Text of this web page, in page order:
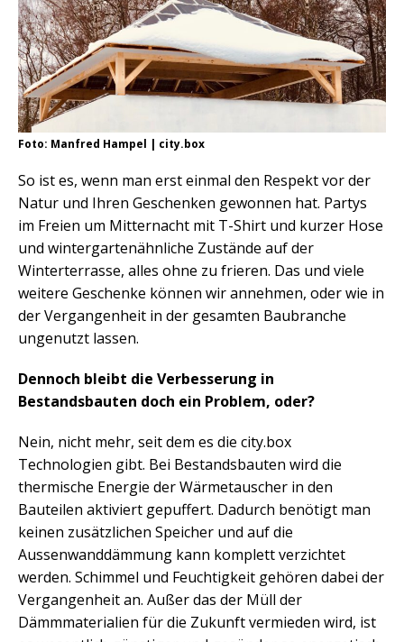
Foto: Manfred Hampel | city.box
So ist es, wenn man erst einmal den Respekt vor der
Natur und Ihren Geschenken gewonnen hat. Partys
im Freien um Mitternacht mit T-Shirt und kurzer Hose
und wintergartenähnliche Zustände auf der
Winterterrasse, alles ohne zu frieren. Das und viele
weitere Geschenke können wir annehmen, oder wie in
der Vergangenheit in der gesamten Baubranche
ungenutzt lassen.
Dennoch bleibt die Verbesserung in
Bestandsbauten doch ein Problem, oder?
Nein, nicht mehr, seit dem es die city.box
Technologien gibt. Bei Bestandsbauten wird die
thermische Energie der Wärmetauscher in den
Bauteilen aktiviert gepuffert. Dadurch benötigt man
keinen zusätzlichen Speicher und auf die
Aussenwanddämmung kann komplett verzichtet
werden. Schimmel und Feuchtigkeit gehören dabei der
Vergangenheit an. Außer das der Müll der
Dämmmaterialien für die Zukunft vermieden wird, ist